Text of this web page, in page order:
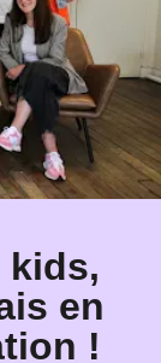
kids,
en
!